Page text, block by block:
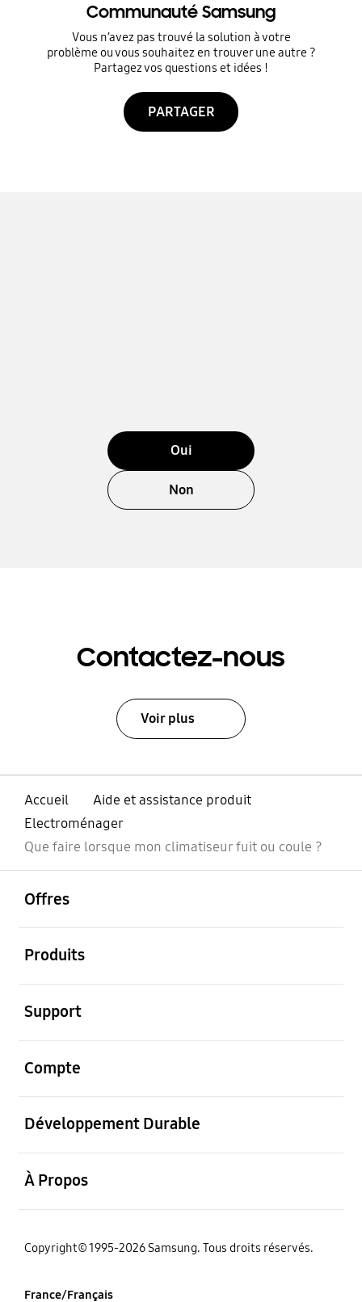
Communauté Samsung
Vous n’avez pas trouvé la solution à votre
problème ou vous souhaitez en trouver une autre ?
Partagez vos questions et idées !
PARTAGER
Oui
Non
Contactez-nous
Voir plus
Accueil
Aide et assistance produit
Electroménager
Que faire lorsque mon climatiseur fuit ou coule ?
Offres
Produits
Support
Compte
Développement Durable
À Propos
‌Copyright© 1995-2026 Samsung. Tous droits réservés.
France/Français